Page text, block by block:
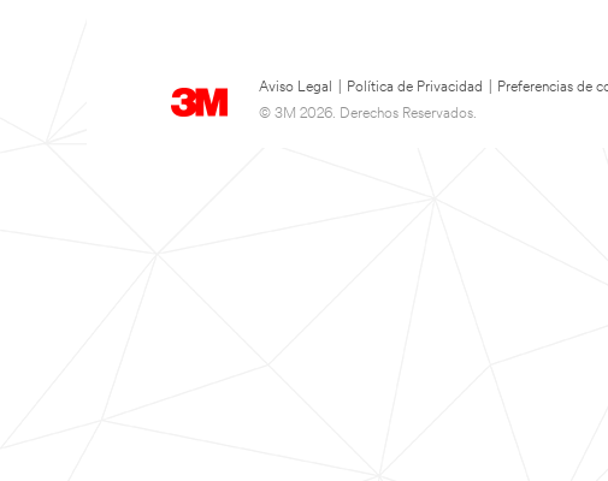
Aviso Legal Política de Privacidad
Preferencias de
© 3M 2026. Derechos Reservados.